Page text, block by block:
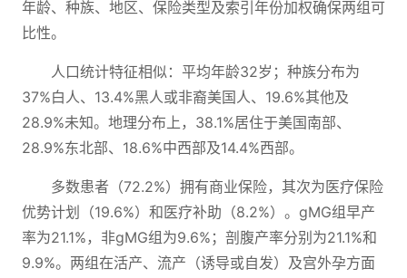
年龄、种族、地区、保险类型及索引年份加权确保两组可
比性。
人口统计特征相似：平均年龄32岁；种族分布为
37%白人、13.4%黑人或非裔美国人、19.6%其他及
28.9%未知。地理分布上，38.1%居住于美国南部、
28.9%东北部、18.6%中西部及14.4%西部。
多数患者（72.2%）拥有商业保险，其次为医疗保险
优势计划（19.6%）和医疗补助（8.2%）。gMG组早产
率为21.1%，非gMG组为9.6%；剖腹产率分别为21.1%和
9.9%。两组在活产、流产（诱导或自发）及宫外孕方面